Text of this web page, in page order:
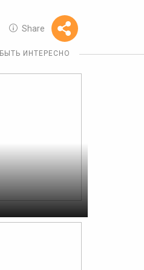
Share
Reward
10 GOLOS
ИНТЕРЕСНО